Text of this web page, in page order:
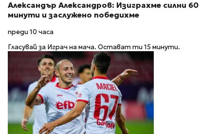
Александър Александров: Изиграхме силни 60
минути и заслужено победихме
преди 10 часа
Гласувай за Играч на мача. Остават ти 15 минути.